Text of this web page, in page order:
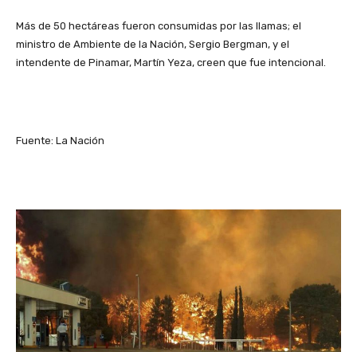
Más de 50 hectáreas fueron consumidas por las llamas; el
ministro de Ambiente de la Nación, Sergio Bergman, y el
intendente de Pinamar, Martín Yeza, creen que fue intencional.
Fuente: La Nación